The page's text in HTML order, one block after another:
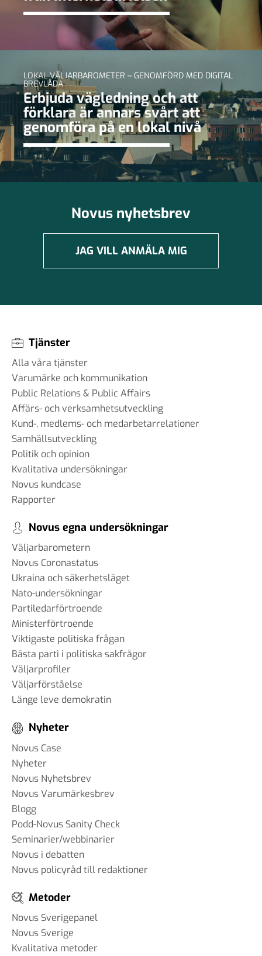
LOKAL VÄLJARBAROMETER – GENOMFÖRD MED DIGITAL
BREVLÅDA
Erbjuda vägledning och att
förklara är annars svårt att
genomföra på en lokal nivå
Novus nyhetsbrev
JAG VILL ANMÄLA MIG
Tjänster
Alla våra tjänster
Varumärke och kommunikation
Public Relations & Public Affairs
Affärs- och verksamhetsutveckling
Kund-, medlems- och medarbetarrelationer
Samhällsutveckling
Politik och opinion
Kvalitativa undersökningar
Novus kundcase
Rapporter
Novus egna undersökningar
Väljarbarometern
Novus Coronastatus
Ukraina och säkerhetsläget
Nato-undersökningar
Partiledarförtroende
Ministerförtroende
Viktigaste politiska frågan
Bästa parti i politiska sakfrågor
Väljarprofiler
Väljarförståelse
Länge leve demokratin
Nyheter
Novus Case
Nyheter
Novus Nyhetsbrev
Novus Varumärkesbrev
Blogg
Podd-Novus Sanity Check
Seminarier/webbinarier
Novus i debatten
Novus policyråd till redaktioner
Metoder
Novus Sverigepanel
Novus Sverige
Kvalitativa metoder